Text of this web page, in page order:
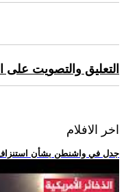
التعليق والتصويت
اخر الافلام
.. جدل في واشنطن بشأن استنزاف